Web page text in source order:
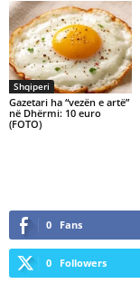
Shqiperi
Gazetari ha “vezën e artë”
në Dhërmi: 10 euro
(FOTO)
0 Fans
0 Followers